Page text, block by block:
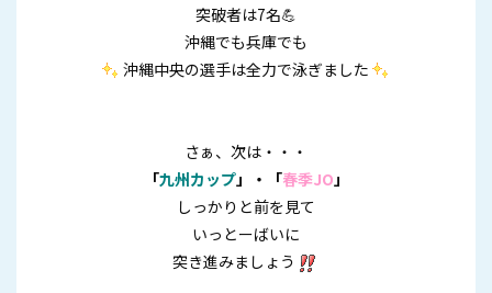
突破者は7名💪
沖縄でも兵庫でも
沖縄中央の選手は全力で泳ぎました
さぁ、次は・・・
「九州カップ」・「春季JO 」
しっかりと前を見て
いっとーばいに
突き進みましょう